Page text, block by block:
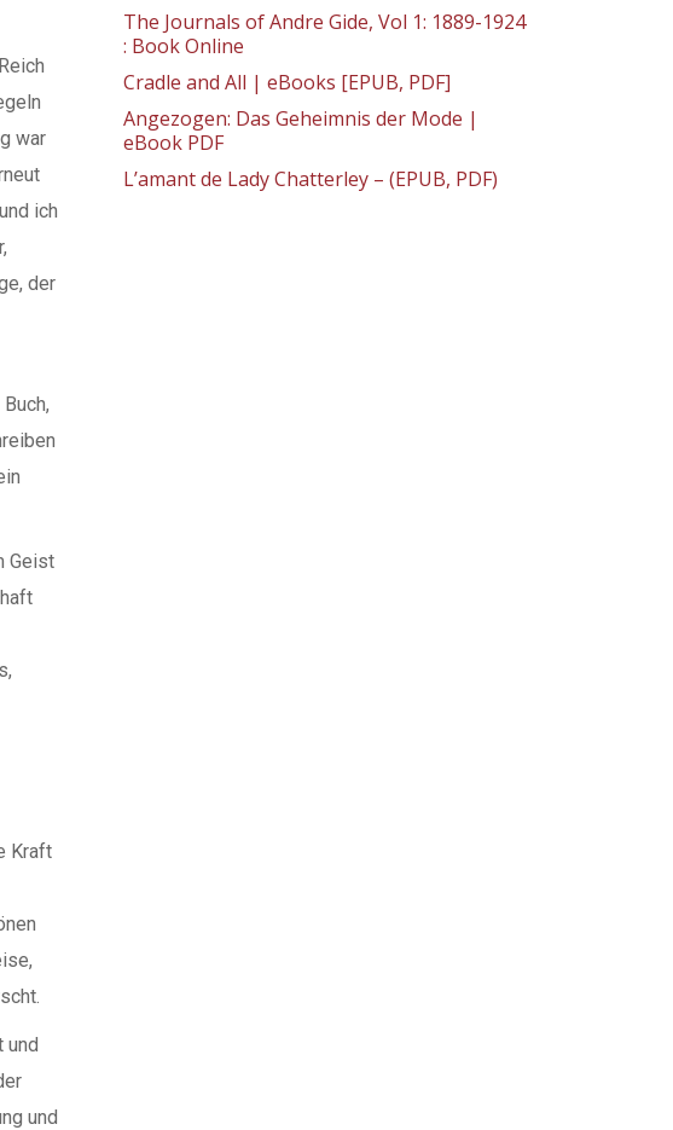
war
ich
der
Geist
Kraft
und
und
The Journals of Andre Gide, Vol 1: 1889-1924
: Book Online
Cradle and All | eBooks [EPUB, PDF]
Angezogen: Das Geheimnis der Mode |
eBook PDF
L’amant de Lady Chatterley – (EPUB, PDF)